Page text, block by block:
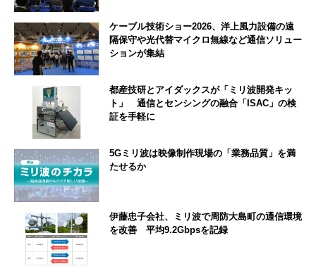
ケーブル技術ショー2026、洋上風力設備の遠
隔保守や光代替マイクロ無線など通信ソリュー
ションが集結
都産技研とアイダックスが「ミリ波開発キッ
ト」 通信とセンシングの融合「ISAC」の検
証を手軽に
5Gミリ波は映像制作現場の「業務品質」を満
たせるか
伊藤忠子会社、ミリ波で周防大島町の通信環境
を改善 平均9.2Gbpsを記録